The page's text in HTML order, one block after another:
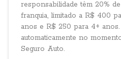
responsabilidade têm 20%
franquia, limitado a R$ 400
anos e R$ 250 para 4+
automaticamente no
Seguro Auto.